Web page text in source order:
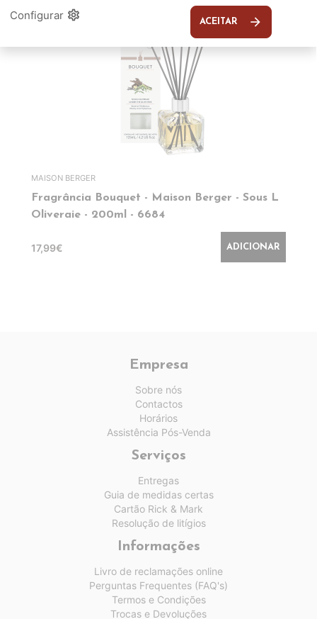
MAISON BERGER
Fragrância Bouquet - Maison Berger - Sous L
Oliveraie - 200ml - 6684
17,99€ ADICIONAR
Empresa
Sobre nós
Contactos
Horários
Assistência Pós-Venda
Serviços
Entregas
Guia de medidas certas
Cartão Rick & Mark
Resolução de litígios
Informações
Livro de reclamações online
Perguntas Frequentes (FAQ's)
Termos e Condições
Trocas e Devoluções
Configurar settings ACEITAR arrow_forward